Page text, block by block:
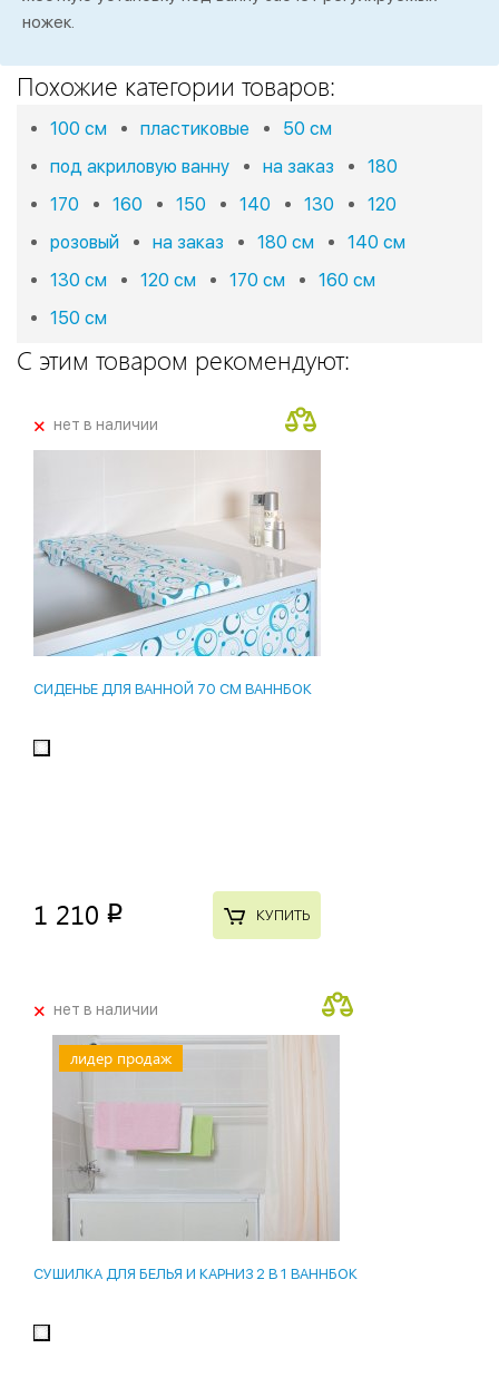
ножек.
Похожие категории товаров:
100 см пластиковые
50 см
под акриловую ванну
на заказ
180
170
160 150 140 130
120
розовый
на заказ 180 см
140 см
130 см
120 см 170 см
160 см
150 см
С этим товаром рекомендуют:
+нет в наличии
СИДЕНЬЕ ДЛЯ ВАННОЙ 70 СМ ВАННБОК
1 210 p КУПИТЬ
+нет в наличии
лидер продаж
СУШИЛКА ДЛЯ БЕЛЬЯ И КАРНИЗ 2 В 1 ВАННБОК